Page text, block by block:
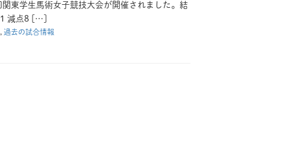
東学生馬術女子競技大会が開催されました。結
減点8 […]
過去の試合情報